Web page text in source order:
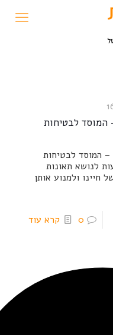
המוסד לבטיחות
– המוסד לבטיחות
לנושא תאונות
חיינו ולמנוע אותן
0 קרא עוד